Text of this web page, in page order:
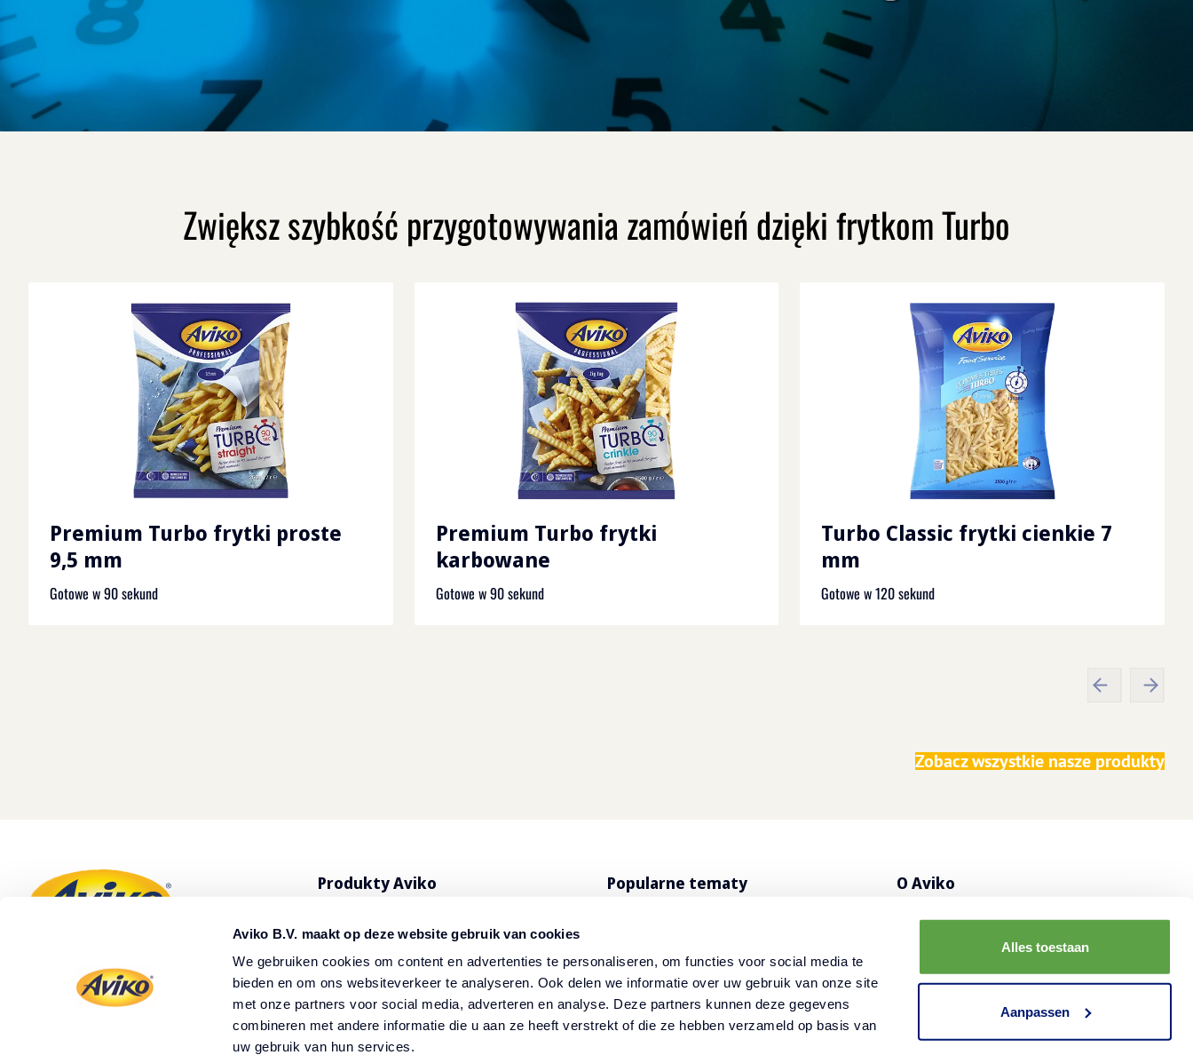
Aviko B.V. maakt op deze website gebruik van cookies
We gebruiken cookies om content en advertenties te personaliseren, om functies voor social media te
bieden en om ons websiteverkeer te analyseren. Ook delen we informatie over uw gebruik van onze site
met onze partners voor social media, adverteren en analyse. Deze partners kunnen deze gegevens
combineren met andere informatie die u aan ze heeft verstrekt of die ze hebben verzameld op basis van
uw gebruik van hun services.
Alles toestaan
Aanpassen
Zwiększ szybkość przygotowywania zamówień dzięki frytkom Turbo
Premium Turbo frytki proste
9,5 mm
Gotowe w 90 sekund
Premium Turbo frytki
karbowane
Gotowe w 90 sekund
Turbo Classic frytki cienkie 7
mm
Gotowe w 120 sekund
Zobacz wszystkie nasze produkty
Produkty Aviko
Frytki Aviko SuperCrunch
Nasi dystrybutorzy
Popularne tematy
Przepisy
Newsletter
O Aviko
Poznaj Aviko
FAQ - Najczęściej zadawane pytania
Kontakt